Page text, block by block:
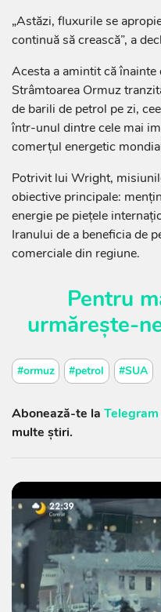
„Astăzi, fluxurile se
continuă să crească”, a
Acesta a amintit că
Strâmtoarea Ormuz
de barili de petrol pe zi,
într-unul dintre cele mai
comerțul energetic
Potrivit lui Wright,
obiective principale:
energie pe piețele
Iranului de a beneficia de
comerciale din regiune.
Pentru
urmărește-
#ormuz #petrol #SUA
Abonează-te la
multe știri.